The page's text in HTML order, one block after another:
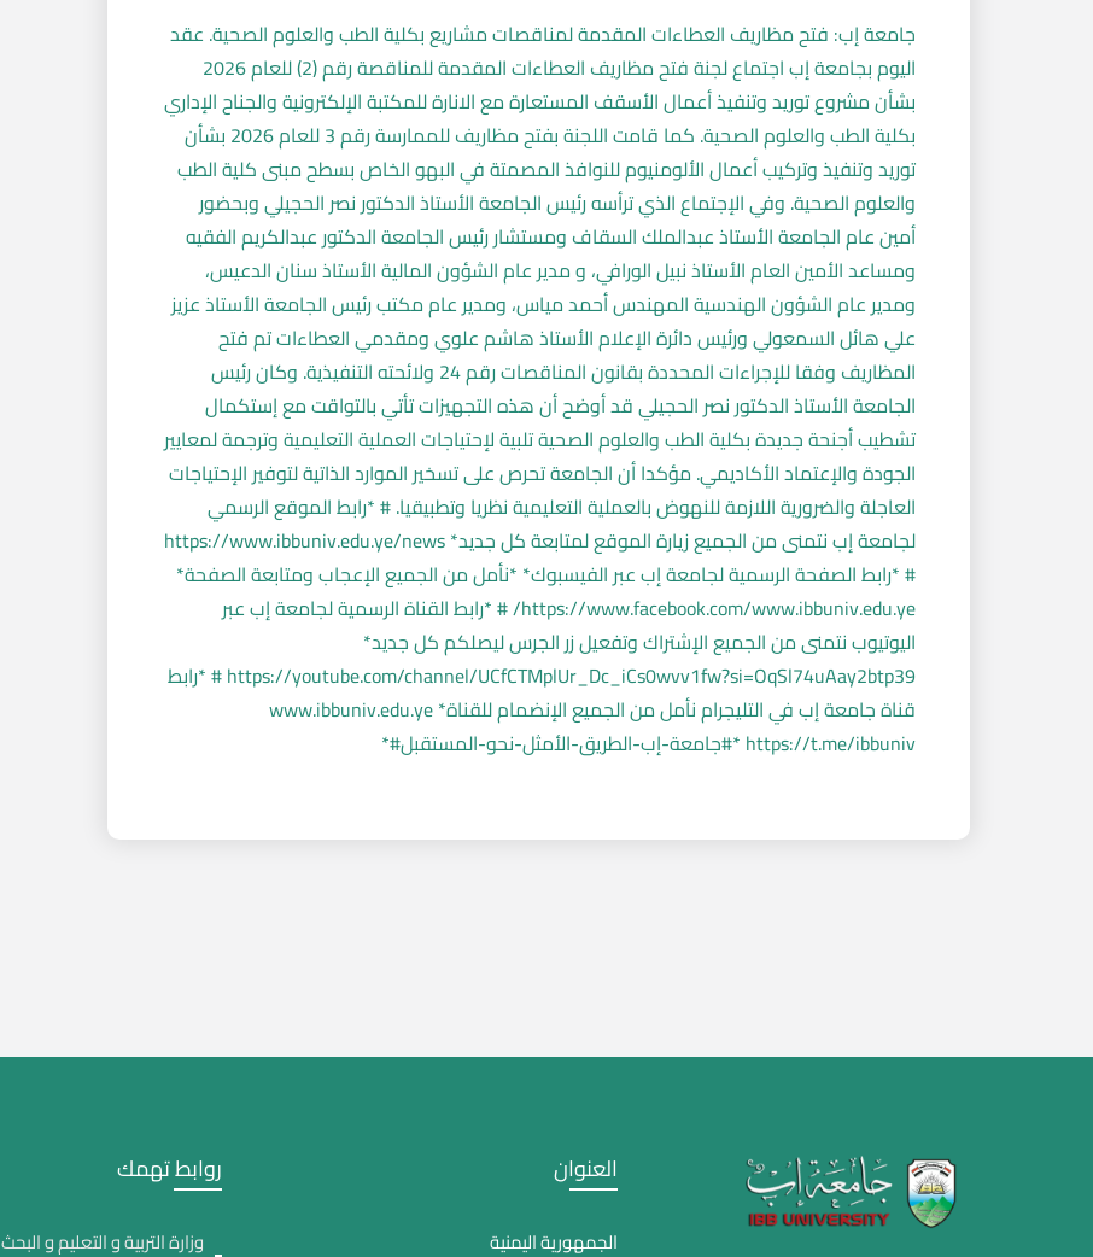
جامعة إب: فتح مظاريف العطاءات المقدمة لمناقصات مشاريع بكلية الطب والعلوم الصحية. عقد
اليوم بجامعة إب اجتماع لجنة فتح مظاريف العطاءات المقدمة للمناقصة رقم (2) للعام 2026
بشأن مشروع توريد وتنفيذ أعمال الأسقف المستعارة مع الانارة للمكتبة الإلكترونية والجناح الإداري
بكلية الطب والعلوم الصحية. كما قامت اللجنة بفتح مظاريف للممارسة رقم 3 للعام 2026 بشأن
توريد وتنفيذ وتركيب أعمال الألومنيوم للنوافذ المصمتة في البهو الخاص بسطح مبنى كلية الطب
والعلوم الصحية. وفي الإجتماع الذي ترأسه رئيس الجامعة الأستاذ الدكتور نصر الحجيلي وبحضور
أمين عام الجامعة الأستاذ عبدالملك السقاف ومستشار رئيس الجامعة الدكتور عبدالكريم الفقيه
ومساعد الأمين العام الأستاذ نبيل الورافي، و مدير عام الشؤون المالية الأستاذ سنان الدعيس،
ومدير عام الشؤون الهندسية المهندس أحمد مياس، ومدير عام مكتب رئيس الجامعة الأستاذ عزيز
علي هائل السمعولي ورئيس دائرة الإعلام الأستاذ هاشم علوي ومقدمي العطاءات تم فتح
المظاريف وفقا للإجراءات المحددة بقانون المناقصات رقم 24 ولائحته التنفيذية. وكان رئيس
الجامعة الأستاذ الدكتور نصر الحجيلي قد أوضح أن هذه التجهيزات تأتي بالتواقت مع إستكمال
تشطيب أجنحة جديدة بكلية الطب والعلوم الصحية تلبية لإحتياجات العملية التعليمية وترجمة لمعايير
الجودة والإعتماد الأكاديمي. مؤكدا أن الجامعة تحرص على تسخير الموارد الذاتية لتوفير الإحتياجات
العاجلة والضرورية اللازمة للنهوض بالعملية التعليمية نظريا وتطبيقيا. # *رابط الموقع الرسمي
لجامعة إب نتمنى من الجميع زيارة الموقع لمتابعة كل جديد* https://www.ibbuniv.edu.ye/news
# *رابط الصفحة الرسمية لجامعة إب عبر الفيسبوك* *نأمل من الجميع الإعجاب ومتابعة الصفحة*
https://www.facebook.com/www.ibbuniv.edu.ye/ # *رابط القناة الرسمية لجامعة إب عبر
اليوتيوب نتمنى من الجميع الإشتراك وتفعيل زر الجرس ليصلكم كل جديد*
https://youtube.com/channel/UCfCTMplUr_Dc_iCs0wvv1fw?si=OqSl74uAay2btp39 # *رابط
قناة جامعة إب في التليجرام نأمل من الجميع الإنضمام للقناة* www.ibbuniv.edu.ye
https://t.me/ibbuniv *#جامعة-إب-الطريق-الأمثل-نحو-المستقبل#*
العنوان
الجمهورية اليمنية
روابط تهمك
وزارة التربية و التعليم و البحث